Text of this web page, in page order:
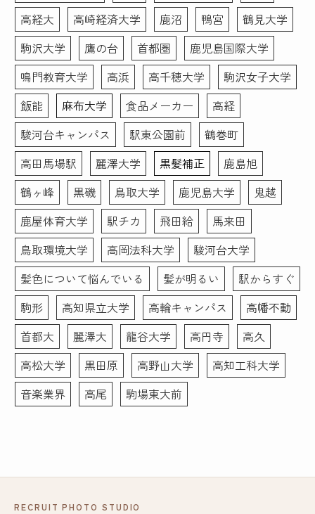
高経大
高崎経済大学 鹿沼 鴨宮
鶴見大学
駒沢大学
鷹の台 首都圏
鹿児島国際大学
鳴門教育大学
高浜 高千穂大学
駒沢女子大学
飯能
麻布大学 食品メーカー
高経
駿河台キャンパス
駅東公園前
鶴巻町
高田馬場駅
麗澤大学 黒髪補正
鹿島旭
鶴ヶ峰
黒磯 鳥取大学 鹿児島大学
鬼越
鹿屋体育大学
駅チカ 飛田給
馬来田
鳥取環境大学
高岡法科大学
駿河台大学
髪色について悩んでいる
髪が明るい
駅からすぐ
駒形
高知県立大学 高輪キャンパス
高幡不動
首都大
麗澤大 龍谷大学 高円寺
高久
高松大学
黒田原 高野山大学
高知工科大学
音楽業界
高尾 駒場東大前
RECRUIT PHOTO STUDIO